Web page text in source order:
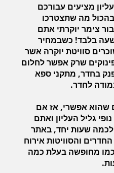
מציעים עבורכם
מה שתצטרכו
צימר יוקרתי אתם
50 – ל100 ₪ לשעה בלבד! כשבמחיר
סוויטת יוקרה אשר
שרק אפשר לחלום
בחדר, מתקני ספא
לחדר.
שהוא אפשרי, אז אם
גליל העליון ואתם
לכמה שעות יחד, באתר
והסוויטות אירוח
מחופשה בעלת כמה